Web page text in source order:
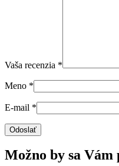
Vaša recenzia *
Meno *
E-mail *
Možno by sa